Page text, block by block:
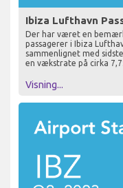
Ibiza Lufthavn
Der har været en
passagerer i Ibiza
sammenlignet med
en vækstrate på cirka
Visning...